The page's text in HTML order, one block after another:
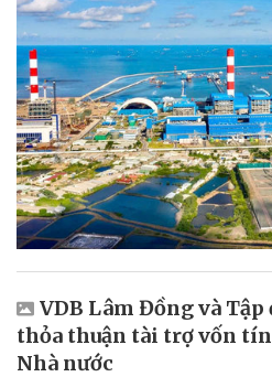
VDB Lâm Đồng và
thỏa thuận tài trợ vốn
Nhà nước